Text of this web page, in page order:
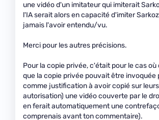
une vidéo d'un imitateur qui imiterait
l'IA serait alors en capacité d'imiter
jamais l'avoir entendu/vu.
Merci pour les autres précisions.
Pour la copie privée, c'était pour le cas
que la copie privée pouvait être invoquée
comme justification à avoir copié sur
autorisation) une vidéo couverte par le
en ferait automatiquement une
comprenais avant ton commentaire).